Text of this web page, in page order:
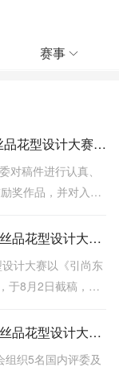
赛事 
“中国领带名城杯”第17届国际（嵊州） 丝品花型设计大赛评审揭晓
对稿件进行认真、
奖作品，并对入围
“中国领带名城杯”第十六届国际（嵊州）丝品花型设计大赛奖项揭晓
计大赛以《引尚东
于8月2日截稿，共
“中国领带名城杯”第十五届国际（嵊州）丝品花型设计大赛评出各类奖项
织5名国内评委及